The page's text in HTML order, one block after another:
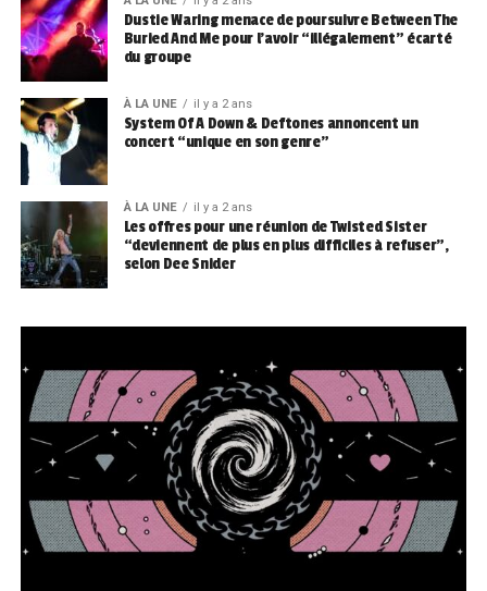
Dustie Waring menace de poursuivre Between The
Buried And Me pour l’avoir “illégalement” écarté
du groupe
À LA UNE il y a 2 ans
System Of A Down & Deftones annoncent un
concert “unique en son genre”
À LA UNE il y a 2 ans
Les offres pour une réunion de Twisted Sister
“deviennent de plus en plus difficiles à refuser”,
selon Dee Snider